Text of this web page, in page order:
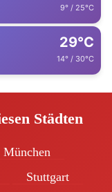
9° / 25°C
29°C
14° / 30°C
Städten
München
Stuttgart